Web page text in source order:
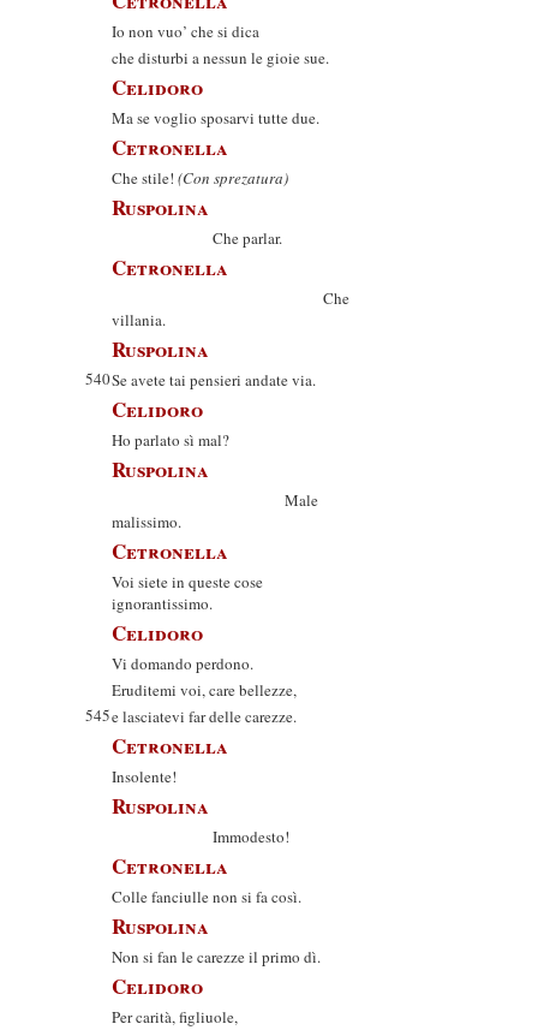
Io non vuo’ che si dica
che disturbi a nessun le gioie sue.
Celidoro
Ma se voglio sposarvi tutte due.
Cetronella
Che stile! (Con sprezatura)
Ruspolina
Che parlar.
Cetronella
Che
villania.
Ruspolina
540Se avete tai pensieri andate via.
Celidoro
Ho parlato sì mal?
Ruspolina
Male
malissimo.
Cetronella
Voi siete in queste cose
ignorantissimo.
Celidoro
Vi domando perdono.
Eruditemi voi, care bellezze,
545e lasciatevi far delle carezze.
Cetronella
Insolente!
Ruspolina
Immodesto!
Cetronella
Colle fanciulle non si fa così.
Ruspolina
Non si fan le carezze il primo dì.
Celidoro
Per carità, figliuole,